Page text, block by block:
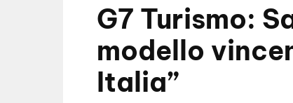
G7 Turismo:
modello
Italia”